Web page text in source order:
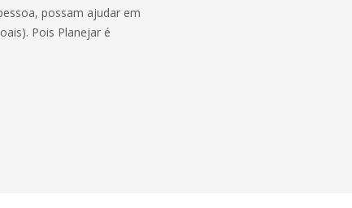
possam ajudar em
Pois Planejar é